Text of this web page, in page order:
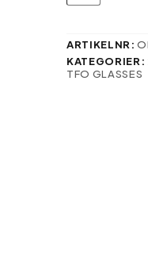
Xiaomi
Redmi
Note
ARTIKELNR:
KATEGORIER:
TFO GLASSES